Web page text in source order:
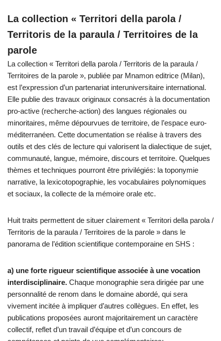
La collection « Territori della parola /
Territoris de la paraula / Territoires de la
parole
La collection « Territori della parola / Territoris de la paraula /
Territoires de la parole », publiée par Mnamon editrice (Milan),
est l’expression d’un partenariat interuniversitaire international.
Elle publie des travaux originaux consacrés à la documentation
pro-active (recherche-action) des langues régionales ou
minoritaires, même dépourvues de territoire, de l’espace euro-
méditerranéen. Cette documentation se réalise à travers des
outils et des clés de lecture qui valorisent la dialectique de sujet,
communauté, langue, mémoire, discours et territoire. Quelques
thèmes et techniques pourront être privilégiés: la toponymie
narrative, la lexicotopographie, les vocabulaires polynomiques
et sociaux, la collecte de la mémoire orale etc.
Huit traits permettent de situer clairement « Territori della parola /
Territoris de la paraula / Territoires de la parole » dans le
panorama de l’édition scientifique contemporaine en SHS :
a) une forte rigueur scientifique associée à une vocation
interdisciplinaire. Chaque monographie sera dirigée par une
personnalité de renom dans le domaine abordé, qui sera
vivement incitée à impliquer d’autres collègues. En effet, les
publications proposées auront majoritairement un caractère
collectif, reflet d’un travail d’équipe et d’un concours de